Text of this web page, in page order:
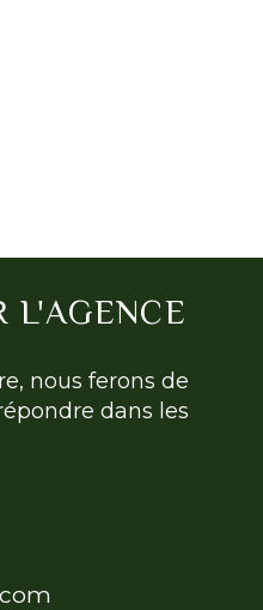
L'AGENCE
nous ferons de
dans les